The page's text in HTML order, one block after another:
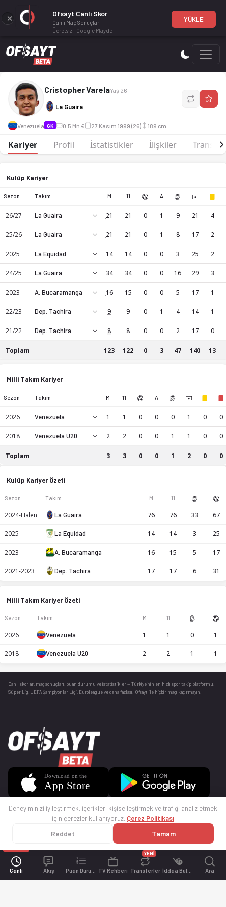
Cristopher Varela, GK mevkiinde profesyonel bir futbol
Canlı Akış TV Rehberi Transferler
YENİ
Ara
Cristopher Varela, GK mevkiinde profesyonel bir futbol
Cristopher VarelaYaş 26
La Guaira
Venezuela GK 0.5 Mn € 27 Kasım 1999 (26) 189 cm
Kariyer Profil İstatistikler İlişkiler
Kulüp Kariyer
Sezon Takım M 11 A
26/27 La Guaira 21 21 0 1 9 21 4
25/26 La Guaira 21 21 0 1 8 17 2
2025 La Equidad 14 14 0 0 3 25 2
24/25 La Guaira 34 34 0 0 16 29 3
2023 A. Bucaramanga 16 15 0 0 5 17 1
22/23 Dep. Tachira 9 9 0 1 4 14 1
21/22 Dep. Tachira 8 8 0 0 2 17 0
Toplam 123 122 0 3 47 140 13
Milli Takım Kariyer
Sezon Takım M 11 A
2026 Venezuela 1 1 0 0 0 1 0 0
2018 Venezuela U20 2 2 0 0 1 1 0 0
Toplam 3 3 0 0 1 2 0 0
Kulüp Kariyer Özeti
Sezon Takım M 11
2024-Halen La Guaira 76 76 33 67
2025 La Equidad 14 14 3 25
2023 A. Bucaramanga 16 15 5 17
2021-2023 Dep. Tachira 17 17 6 31
Milli Takım Kariyer Özeti
Sezon Takım M 11
2026 Venezuela 1 1 0 1
2018 Venezuela U20 2 2 1 1
Canlı skorlar , maç sonuçları, puan durumu ve istatistikler — Türkiye’nin en hızlı spor takip platformu.
Süper Lig, UEFA Şampiyonlar Ligi, Euroleague ve daha fazlası. Ofsayt ile hiçbir maçı kaçırmayın.
© 2025 Ofsayt
Deneyiminizi iyileştirmek, içerikleri kişiselleştirmek ve trafiği analiz etmek
için çerezler kullanıyoruz. Çerez Politikası
Reddet Tamam
Ofsayt Canlı Skor
Canlı Maç Sonuçları
Ücretsiz - Google Play'de
YÜKLE